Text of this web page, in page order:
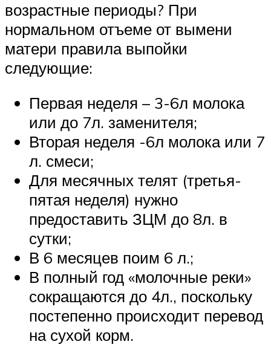
возрастные периоды? При
нормальном отъеме от вымени
матери правила выпойки
следующие:
Первая неделя – 3-6л молока
или до 7л. заменителя;
Вторая неделя -6л молока или 7
л. смеси;
Для месячных телят (третья-
пятая неделя) нужно
предоставить ЗЦМ до 8л. в
сутки;
В 6 месяцев поим 6 л.;
В полный год «молочные реки»
сокращаются до 4л., поскольку
постепенно происходит перевод
на сухой корм.